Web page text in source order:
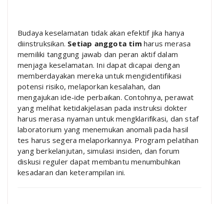
Budaya keselamatan tidak akan efektif jika hanya
diinstruksikan. Setiap anggota timharus merasa
memiliki tanggung jawab dan peran aktif dalam
menjaga keselamatan. Ini dapat dicapai dengan
memberdayakan mereka untuk mengidentifikasi
potensi risiko, melaporkan kesalahan, dan
mengajukan ide-ide perbaikan. Contohnya, perawat
yang melihat ketidakjelasan pada instruksi dokter
harus merasa nyaman untuk mengklarifikasi, dan staf
laboratorium yang menemukan anomali pada hasil
tes harus segera melaporkannya. Program pelatihan
yang berkelanjutan, simulasi insiden, dan forum
diskusi reguler dapat membantu menumbuhkan
kesadaran dan keterampilan ini.